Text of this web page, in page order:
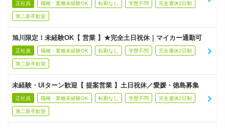
正社員 職種・業種未経験OK 転勤なし 学歴不問 完全週休2日制
第二新卒歓迎
旭川限定！未経験OK【 営業 】★完全土日祝休｜マイカー通勤可
正社員 職種・業種未経験OK 転勤なし 学歴不問 完全週休2日制
第二新卒歓迎
未経験・UIターン歓迎【 提案営業 】土日祝休／愛媛・徳島募集
正社員 職種・業種未経験OK 転勤なし 学歴不問 完全週休2日制
第二新卒歓迎